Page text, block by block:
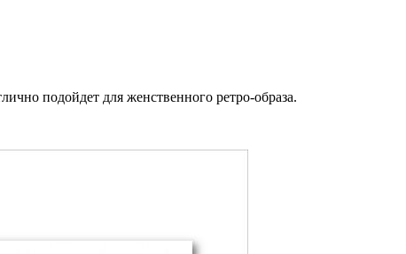
подойдет для женственного ретро-образа.